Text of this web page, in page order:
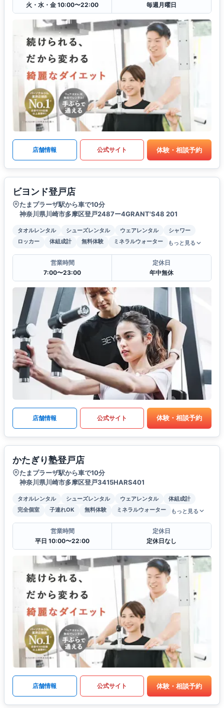
火・水・金 10:00〜22:00
毎週月曜日
店舗情報 公式サイト 体験・相談予約
ビヨンド登戸店
たまプラーザ駅から車で10分
神奈川県川崎市多摩区登戸2487ー4GRANT'S48 201
タオルレンタル シューズレンタル ウェアレンタル
シャワー
ロッカー
体組成計 無料体験 ミネラルウォーター もっと見る
営業時間
7:00〜23:00
定休日
年中無休
店舗情報 公式サイト 体験・相談予約
かたぎり塾登戸店
たまプラーザ駅から車で10分
神奈川県川崎市多摩区登戸3415HARS401
タオルレンタル シューズレンタル ウェアレンタル
体組成計
完全個室
子連れOK 無料体験 ミネラルウォーター もっと見る
営業時間
平日 10:00〜22:00
定休日
定休日なし
店舗情報 公式サイト 体験・相談予約